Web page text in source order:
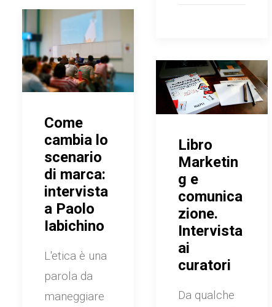
Come
cambia lo
scenario
di marca:
intervista
a Paolo
Iabichino
L'etica è una
parola da
maneggiare
Libro
Marketin
g e
comunica
zione.
Intervista
ai
curatori
Da qualche